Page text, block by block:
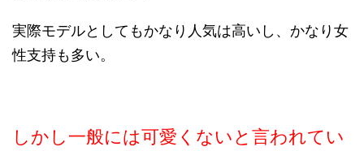
実際モデルとしてもかなり人気は高いし、かなり女
性支持も多い。
しかし一般には可愛くないと言われてい